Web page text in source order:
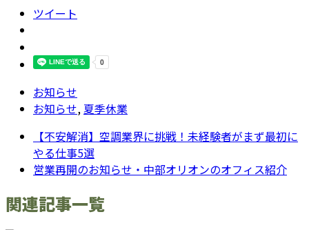
ツイート
お知らせ
お知らせ, 夏季休業
【不安解消】空調業界に挑戦！未経験者がまず最初に
やる仕事5選
営業再開のお知らせ・中部オリオンのオフィス紹介
関連記事一覧